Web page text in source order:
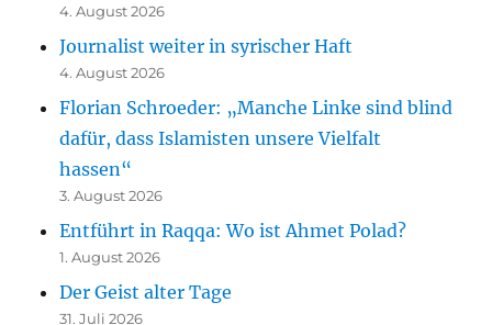
4. August 2026
Journalist weiter in syrischer Haft
4. August 2026
Florian Schroeder: „Manche Linke sind blind
dafür, dass Islamisten unsere Vielfalt
hassen“
3. August 2026
Entführt in Raqqa: Wo ist Ahmet Polad?
1. August 2026
Der Geist alter Tage
31. Juli 2026